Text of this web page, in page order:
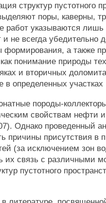
структур пустотного
поры, каверны,
указываются лишь
не всегда убедительно
формирования, а также
как понимание природы
и вторичных
в определенных участках
породы-
свойствам нефти
Однако проведенный
причины присутствия в
(за исключением зон
их связь с различными
пустотного